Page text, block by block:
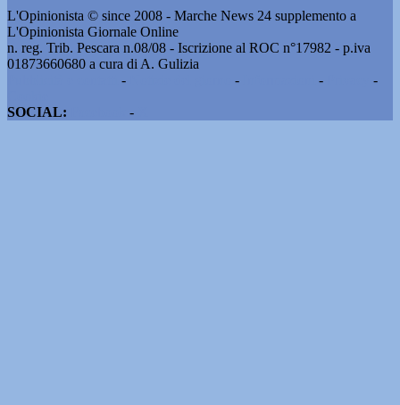
L'Opinionista © since 2008 - Marche News 24 supplemento a
L'Opinionista Giornale Online
n. reg. Trib. Pescara n.08/08 - Iscrizione al ROC n°17982 - p.iva
01873660680 a cura di A. Gulizia
- - -
-
SOCIAL:
-